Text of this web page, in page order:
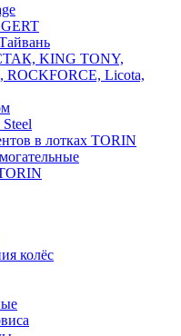
KING TONY,
Licota,
в лотках TORIN
колёс